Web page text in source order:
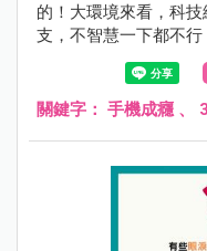
的！大環境來看，科
支，不智慧一下都不行
子覺得經濟又便利嗎
大環境和人為所迫，
依賴程度。
關鍵字： 手機成癮 、